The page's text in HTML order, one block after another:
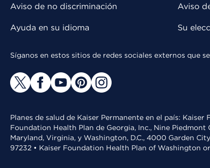
Aviso de no discriminación
Ayuda en su idioma
Aviso
Su
Síganos en estos sitios de redes sociales externos que
Planes de salud de Kaiser Permanente en el país:
Foundation Health Plan de Georgia, Inc., Nine
Maryland, Virginia, y Washington, D.C., 4000 Garden
97232 • Kaiser Foundation Health Plan of Washington